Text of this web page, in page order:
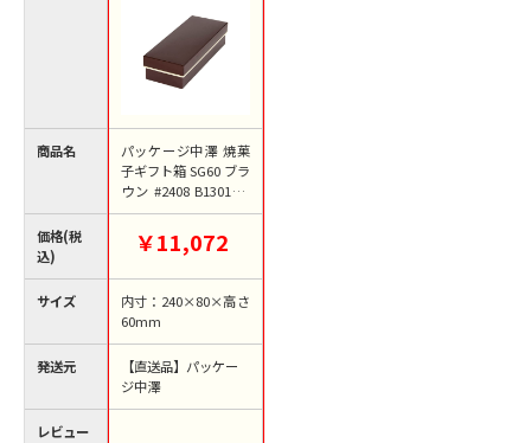
商品名
価格(税
込)
サイズ
発送元
レビュー
パッケージ中澤 焼菓
子ギフト箱 SG60 ブラ
ウン #2408 B13010 1
00枚/箱（ご注文単位
￥11,072
内寸：240×80×高さ
60mm
【直送品】パッケー
ジ中澤